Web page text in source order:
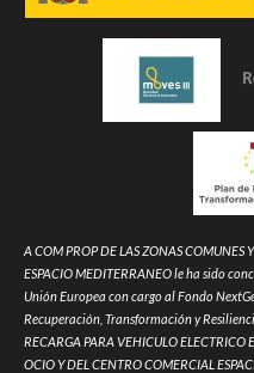
A COM PROP DE LAS ZONAS COMUNES
ESPACIO MEDITERRANEO le ha sido
Unión Europea con cargo al Fondo
Recuperación, Transformación y
RECARGA PARA VEHICULO ELECTRICO
OCIO Y DEL CENTRO COMERCIAL